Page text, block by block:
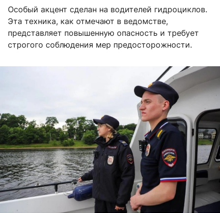
Особый акцент сделан на водителей гидроциклов.
Эта техника, как отмечают в ведомстве,
представляет повышенную опасность и требует
строгого соблюдения мер предосторожности.